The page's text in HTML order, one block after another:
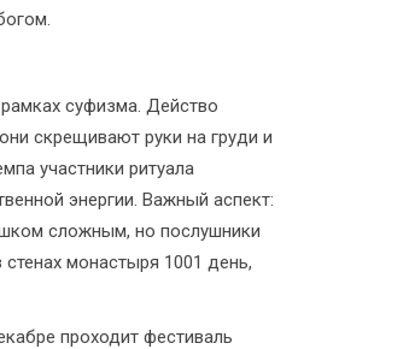
суфизма. Действо
скрещивают руки на груди и
участники ритуала
энергии. Важный аспект:
сложным, но послушники
монастыря 1001 день,
проходит фестиваль